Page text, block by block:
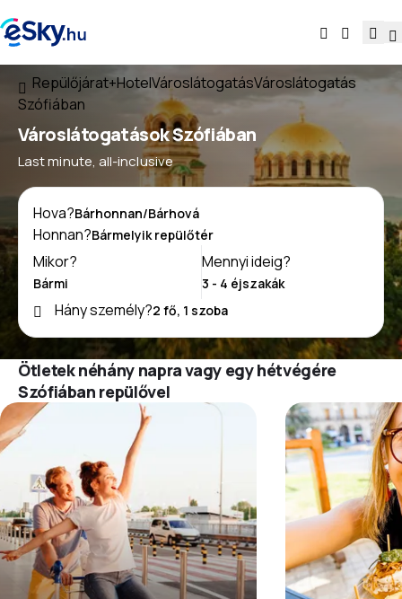
Repülőjárat+HotelVároslátogatásVároslátogatás
Szófiában
Városlátogatások Szófiában
Last minute, all-inclusive
Hova?
Honnan?
Mikor?
Mennyi ideig?
Hány személy?
Ötletek néhány napra vagy egy hétvégére
Szófiában repülővel